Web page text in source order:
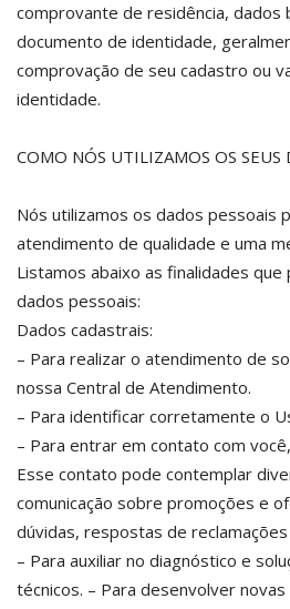
comprovante de residência, dados
documento de identidade,
comprovação de seu cadastro ou
identidade.
COMO NÓS UTILIZAMOS OS SEUS
Nós utilizamos os dados pessoais
atendimento de qualidade e uma
Listamos abaixo as finalidades
dados pessoais:
Dados cadastrais:
– Para realizar o atendimento de
nossa Central de Atendimento.
– Para identificar corretamente o
– Para entrar em contato com
Esse contato pode contemplar
comunicação sobre promoções e
dúvidas, respostas de
– Para auxiliar no diagnóstico e
técnicos. – Para desenvolver